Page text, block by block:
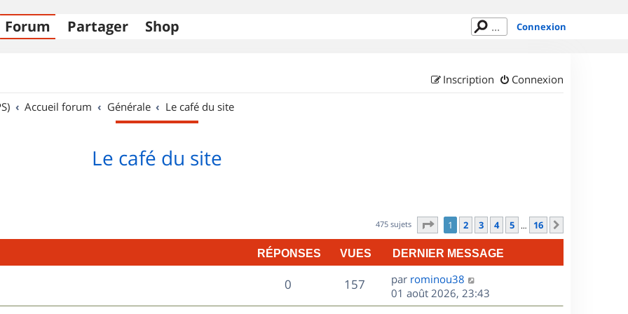
Forum Partager Shop Connexion
Connexion
Inscription
Accueil forum Générale Le café du site
Le café du site
475 sujets Page sur16
1 2 3 4 5 … 16
RÉPONSES VUES DERNIER MESSAGE
0R
é
157V
u
D
e
r
par rominou38
01 août 2026, 23:43